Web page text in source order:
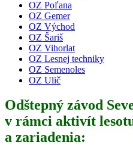
OZ Poľana
OZ Gemer
OZ Východ
OZ Šariš
OZ Vihorlat
OZ Lesnej techniky
OZ Semenoles
OZ Ulič
Odštepný závod
v rámci aktivít
a zariadenia: